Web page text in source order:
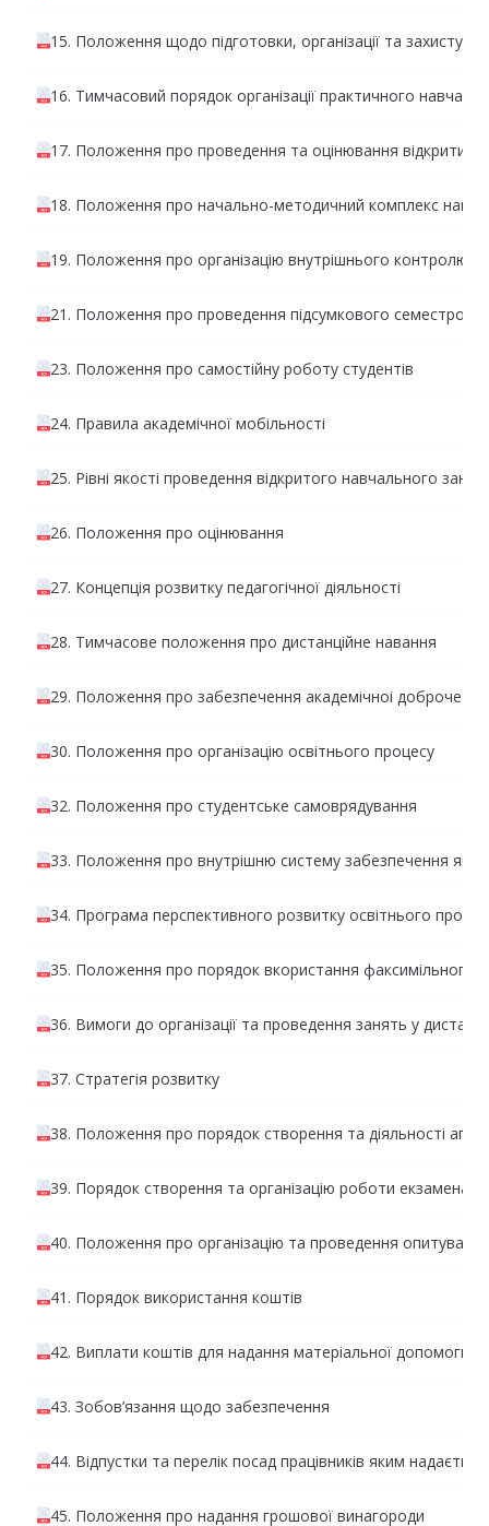
15. Положення щодо підготовки, організації та захисту
16. Тимчасовий порядок організації практичного
17. Положення про проведення та оцінювання відкритих
18. Положення про начально-методичний комплекс
19. Положення про організацію внутрішнього контролю
21. Положення про проведення підсумкового
23. Положення про самостійну роботу студентів
24. Правила академічної мобільності
25. Рівні якості проведення відкритого навчального
26. Положення про оцінювання
27. Концепція розвитку педагогічної діяльності
28. Тимчасове положення про дистанційне навання
29. Положення про забезпечення академiчноi
30. Положення про організацію освітнього процесу
32. Положення про студентське самоврядування
33. Положення про внутрішню систему забезпечення
34. Програма перспективного розвитку освітнього
35. Положення про порядок вкористання факсимільного
36. Вимоги до організації та проведення занять у
37. Стратегія розвитку
38. Положення про порядок створення та діяльності
39. Порядок створення та організацію роботи
40. Положення про організацію та проведення
41. Порядок використання коштів
42. Виплати коштів для надання матеріальної допомоги
43. Зобов’язання щодо забезпечення
44. Відпустки та перелік посад працівників яким
45. Положення про надання грошової винагороди